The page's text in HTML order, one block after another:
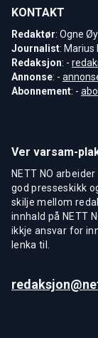
KONTAKT
Redaktør: Ogne
Journalist: Marius
Redaksjon: -
Annonse: -
Abonnement: -
Ver varsam-
NETT NO
god presseskikk
skilje mellom
innhald på NETT
ikkje ansvar for
lenka til.